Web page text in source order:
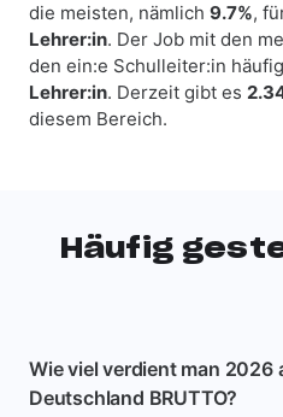
die meisten, nämlich 9.7%,
Lehrer:in. Der Job mit den
den ein:e Schulleiter:in
Lehrer:in. Derzeit gibt es
diesem Bereich.
Häufig
Wie viel verdient man 2026
Deutschland BRUTTO?